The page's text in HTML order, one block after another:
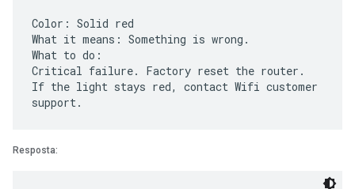
Color: Solid red
What it means: Something is wrong.
What to do:
Critical failure. Factory reset the router.
If the light stays red, contact Wifi customer
Resposta: